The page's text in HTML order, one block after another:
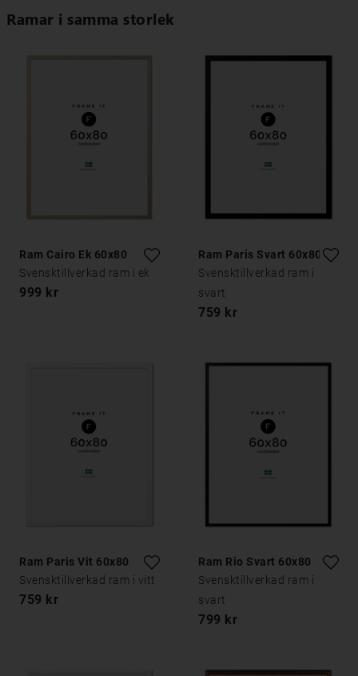
Ramar i samma storlek
Ram Cairo Ek 60x80
Svensktillverkad ram i ek
999 kr
Ram Paris Svart 60x80
Svensktillverkad ram i
svart
759 kr
Ram Paris Vit 60x80
Svensktillverkad ram i vitt
759 kr
Ram Rio Svart 60x80
Svensktillverkad ram i
svart
799 kr